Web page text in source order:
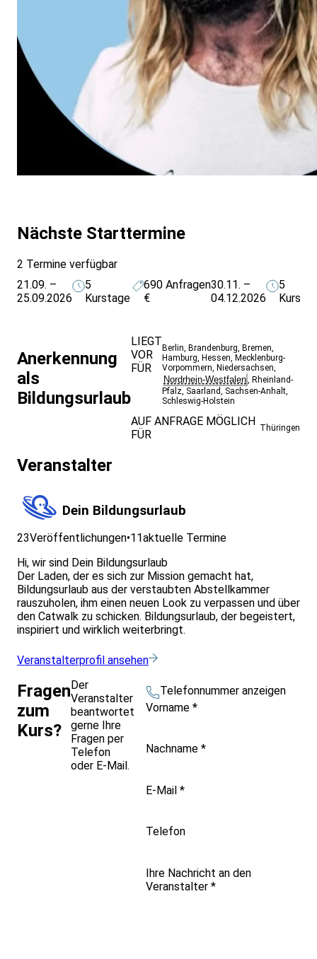
Nächste Starttermine
2 Termine verfügbar
21.09. –
25.09.2026
5
Kurstage
690
€
Anfragen30.11. –
04.12.2026
5
Anerkennung
als
Bildungsurlaub
LIEGT
VOR
FÜR
Berlin, Brandenburg, Bremen,
Hamburg, Hessen, Mecklenburg-
Vorpommern, Niedersachsen,
Nordrhein-Westfalen, Rheinland-
Pfalz, Saarland, Sachsen-Anhalt,
Schleswig-Holstein
AUF ANFRAGE MÖGLICH
FÜR
Thüringen
Veranstalter
Dein Bildungsurlaub
23Veröffentlichungen•11aktuelle Termine
Hi, wir sind Dein Bildungsurlaub
Der Laden, der es sich zur Mission gemacht hat,
Bildungsurlaub aus der verstaubten Abstellkammer
rauszuholen, ihm einen neuen Look zu verpassen und über
den Catwalk zu schicken. Bildungsurlaub, der begeistert,
inspiriert und wirklich weiterbringt.
Veranstalterprofil ansehen
Fragen
zum
Kurs?
Der
Veranstalter
beantwortet
gerne Ihre
Fragen per
Telefon
oder E-Mail.
Telefonnummer anzeigen
Vorname *
Nachname *
E-Mail *
Telefon
Ihre Nachricht an den
Veranstalter *